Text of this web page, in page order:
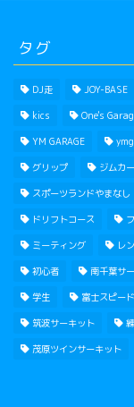
タグ
DJ走 JOY-BASE
kics One's
YM GARAGE
グリップ ジムカ
スポーツランドやまなし
ドリフトコース
ミーティング レ
初心者 南千葉サ
学生 富士スピー
筑波サーキット
茂原ツインサーキット